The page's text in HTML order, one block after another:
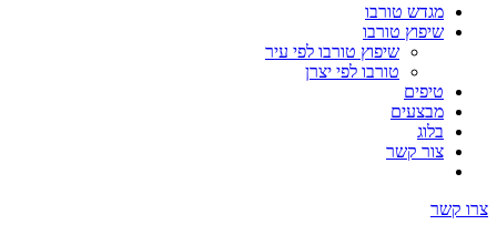
מגדש טורבו
שיפוץ טורבו
שיפוץ טורבו לפי עיר
טורבו לפי יצרן
טיפים
מבצעים
בלוג
צור קשר
צרו קשר